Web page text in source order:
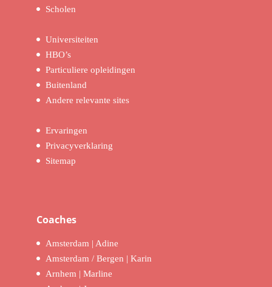
Scholen
Universiteiten
HBO’s
Particuliere opleidingen
Buitenland
Andere relevante sites
Ervaringen
Privacyverklaring
Sitemap
Coaches
Amsterdam | Adine
Amsterdam / Bergen | Karin
Arnhem | Marline